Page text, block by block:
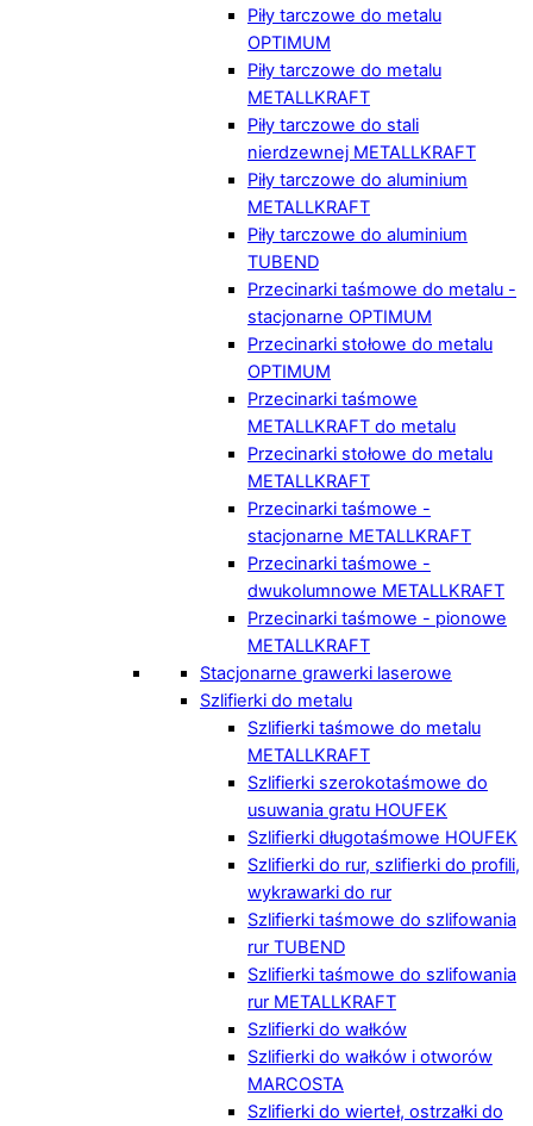
Piły tarczowe do metalu
OPTIMUM
Piły tarczowe do metalu
METALLKRAFT
Piły tarczowe do stali
nierdzewnej METALLKRAFT
Piły tarczowe do aluminium
METALLKRAFT
Piły tarczowe do aluminium
TUBEND
Przecinarki taśmowe do metalu -
stacjonarne OPTIMUM
Przecinarki stołowe do metalu
OPTIMUM
Przecinarki taśmowe
METALLKRAFT do metalu
Przecinarki stołowe do metalu
METALLKRAFT
Przecinarki taśmowe -
stacjonarne METALLKRAFT
Przecinarki taśmowe -
dwukolumnowe METALLKRAFT
Przecinarki taśmowe - pionowe
METALLKRAFT
Stacjonarne grawerki laserowe
Szlifierki do metalu
Szlifierki taśmowe do metalu
METALLKRAFT
Szlifierki szerokotaśmowe do
usuwania gratu HOUFEK
Szlifierki długotaśmowe HOUFEK
Szlifierki do rur, szlifierki do profili,
wykrawarki do rur
Szlifierki taśmowe do szlifowania
rur TUBEND
Szlifierki taśmowe do szlifowania
rur METALLKRAFT
Szlifierki do wałków
Szlifierki do wałków i otworów
MARCOSTA
Szlifierki do wierteł, ostrzałki do